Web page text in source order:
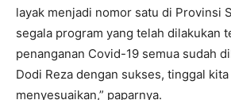
layak menjadi nomor satu di Provinsi
segala program yang telah dilakukan
penanganan Covid-19 semua sudah
Dodi Reza dengan sukses, tinggal
menyesuaikan,” paparnya.